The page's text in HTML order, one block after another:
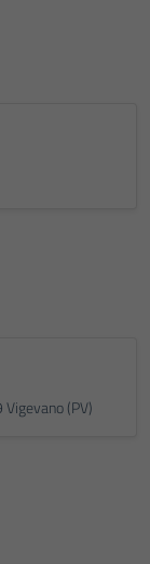
(PV)